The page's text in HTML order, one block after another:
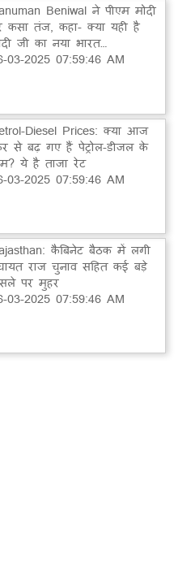
Beniwal ने पीएम मोदी
कसा तंज, कहा- क्या यही है
जी का नया भारत…
03-2025 07:59:46 AM
Diesel Prices: क्या आज
से बढ़ गए हैं पेट्रोल-डीजल के
ये है ताजा रेट
03-2025 07:59:46 AM
कैबिनेट बैठक में लगी
राज चुनाव सहित कई बड़े
पर मुहर
03-2025 07:59:46 AM